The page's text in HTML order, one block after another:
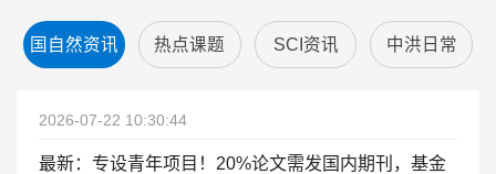
国自然资讯 热点课题 SCI资讯 中洪日常
2026-07-22 10:30:44
最新：专设青年项目！20%论文需发国内期刊，基金